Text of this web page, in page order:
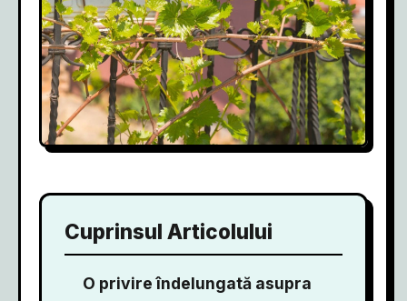
Cuprinsul Articolului
O privire îndelungată asupra